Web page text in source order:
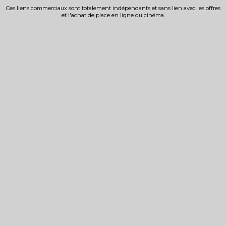
Ces liens commerciaux sont totalement indépendants et sans lien avec les offres
et l'achat de place en ligne du cinéma.